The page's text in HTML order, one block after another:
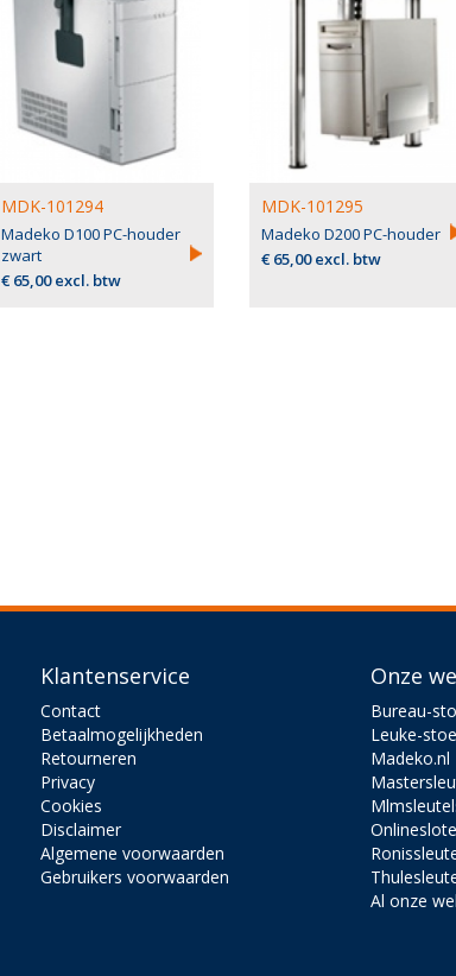
MDK-101294
Madeko D100 PC-houder
zwart
€ 65,00 excl. btw
MDK-101295
Madeko D200 PC-houder
€ 65,00 excl. btw
Klantenservice
Contact
Betaalmogelijkheden
Retourneren
Privacy
Cookies
Disclaimer
Algemene voorwaarden
Gebruikers voorwaarden
Onze
Bureau-
Leuke-
Madeko.nl
Al onze